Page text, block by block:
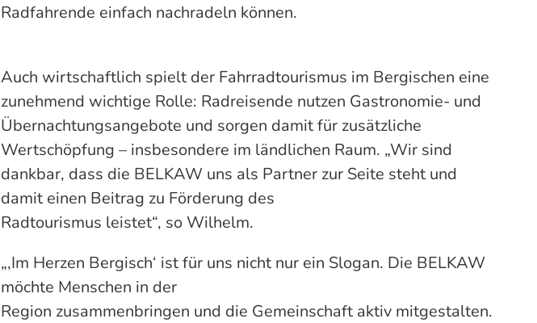
Radfahrende einfach nachradeln können.
Auch wirtschaftlich spielt der Fahrradtourismus im Bergischen eine
zunehmend wichtige Rolle: Radreisende nutzen Gastronomie- und
Übernachtungsangebote und sorgen damit für zusätzliche
Wertschöpfung – insbesondere im ländlichen Raum. „Wir sind
dankbar, dass die BELKAW uns als Partner zur Seite steht und
damit einen Beitrag zu Förderung des
Radtourismus leistet“, so Wilhelm.
„‚Im Herzen Bergisch‘ ist für uns nicht nur ein Slogan. Die BELKAW
möchte Menschen in der
Region zusammenbringen und die Gemeinschaft aktiv mitgestalten.